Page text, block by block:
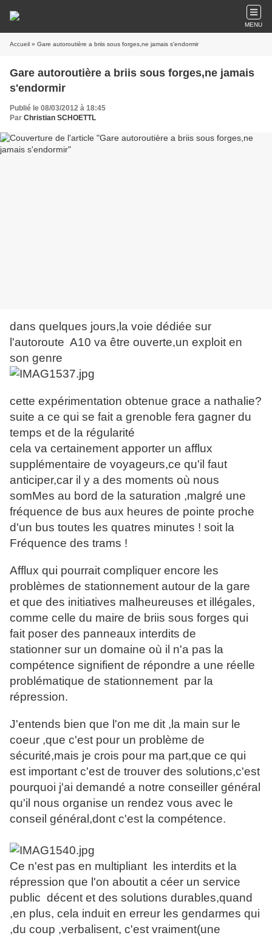
MENU
Accueil » Gare autoroutière a briis sous forges,ne jamais s'endormir
Gare autoroutière a briis sous forges,ne jamais
s'endormir
Publié le 08/03/2012 à 18:45
Par Christian SCHOETTL
dans quelques jours,la voie dédiée sur
l'autoroute A10 va être ouverte,un exploit en
son genre
cette expérimentation obtenue grace a nathalie?
suite a ce qui se fait a grenoble fera gagner du
temps et de la régularité
cela va certainement apporter un afflux
supplémentaire de voyageurs,ce qu'il faut
anticiper,car il y a des moments où nous
somMes au bord de la saturation ,malgré une
fréquence de bus aux heures de pointe proche
d'un bus toutes les quatres minutes ! soit la
Fréquence des trams !
Afflux qui pourrait compliquer encore les
problèmes de stationnement autour de la gare
et que des initiatives malheureuses et illégales,
comme celle du maire de briis sous forges qui
fait poser des panneaux interdits de
stationner sur un domaine où il n'a pas la
compétence signifient de répondre a une réelle
problématique de stationnement par la
répression.
J'entends bien que l'on me dit ,la main sur le
coeur ,que c'est pour un problème de
sécurité,mais je crois pour ma part,que ce qui
est important c'est de trouver des solutions,c'est
pourquoi j'ai demandé a notre conseiller général
qu'il nous organise un rendez vous avec le
conseil général,dont c'est la compétence.
Ce n'est pas en multipliant les interdits et la
répression que l'on aboutit a céer un service
public décent et des solutions durables,quand
,en plus, cela induit en erreur les gendarmes qui
,du coup ,verbalisent, c'est vraiment(une